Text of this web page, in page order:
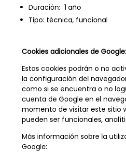
Duración: 1 año
Tipo: técnica, funcional
Cookies adicionales de Google:
Estas cookies podrán o no
la configuración del
como si se encuentra o no
cuenta de Google en el
momento de visitar este sitio
pueden ser funcionales,
Más información sobre la
Google: